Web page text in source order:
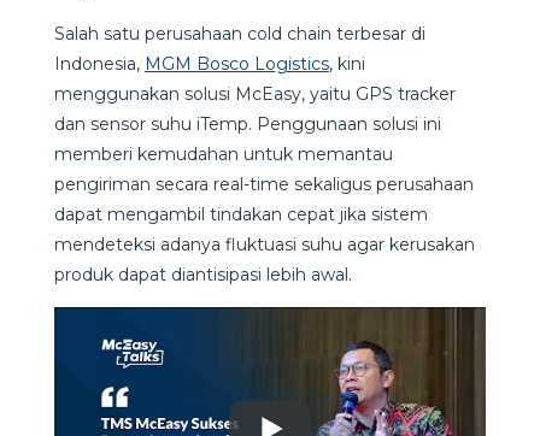
Salah satu perusahaan cold chain terbesar di
Indonesia, MGM Bosco Logistics, kini
menggunakan solusi McEasy, yaitu GPS tracker
dan sensor suhu iTemp. Penggunaan solusi ini
memberi kemudahan untuk memantau
pengiriman secara real-time sekaligus perusahaan
dapat mengambil tindakan cepat jika sistem
mendeteksi adanya fluktuasi suhu agar kerusakan
produk dapat diantisipasi lebih awal.